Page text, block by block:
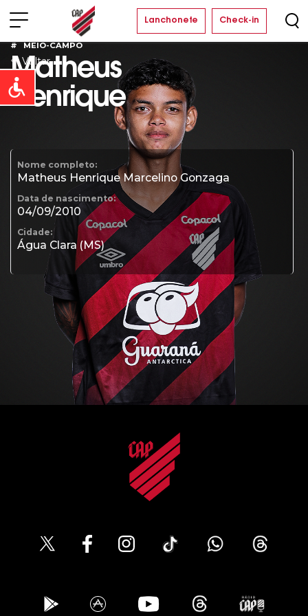
Open toolbar
Lanchonete Check-in
MEIO-CAMPO
Matheus
Henrique
Nome completo:
Matheus Henrique Marcelino Gonzaga
Data de nascimento:
04/09/2010
Cidade:
Água Clara (MS)
Voltar